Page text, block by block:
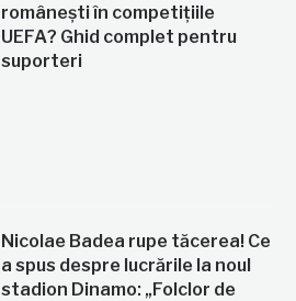
românești în competițiile
UEFA? Ghid complet pentru
suporteri
Nicolae Badea rupe tăcerea! Ce
a spus despre lucrările la noul
stadion Dinamo: „Folclor de